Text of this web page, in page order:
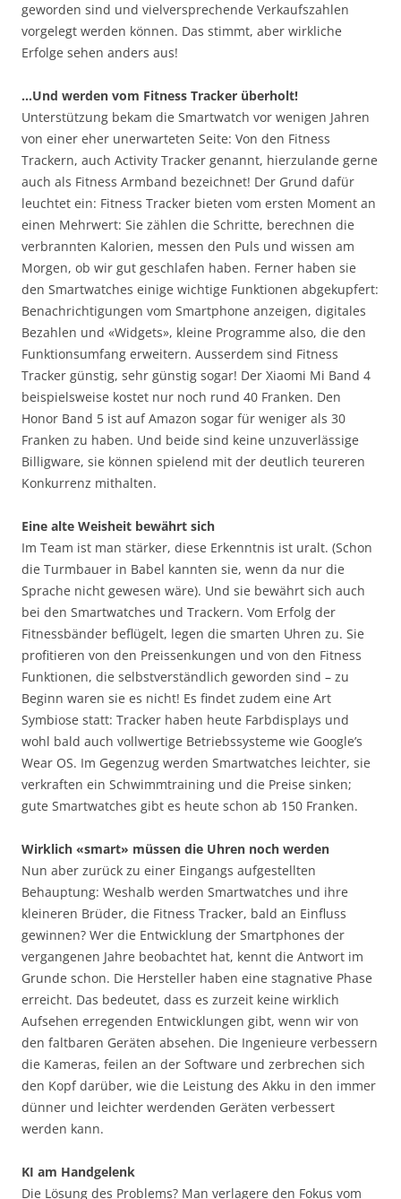
geworden sind und vielversprechende Verkaufszahlen
vorgelegt werden können. Das stimmt, aber wirkliche
Erfolge sehen anders aus!
…Und werden vom Fitness Tracker überholt!
Unterstützung bekam die Smartwatch vor wenigen Jahren
von einer eher unerwarteten Seite: Von den Fitness
Trackern, auch Activity Tracker genannt, hierzulande gerne
auch als Fitness Armband bezeichnet! Der Grund dafür
leuchtet ein: Fitness Tracker bieten vom ersten Moment an
einen Mehrwert: Sie zählen die Schritte, berechnen die
verbrannten Kalorien, messen den Puls und wissen am
Morgen, ob wir gut geschlafen haben. Ferner haben sie
den Smartwatches einige wichtige Funktionen abgekupfert:
Benachrichtigungen vom Smartphone anzeigen, digitales
Bezahlen und «Widgets», kleine Programme also, die den
Funktionsumfang erweitern. Ausserdem sind Fitness
Tracker günstig, sehr günstig sogar! Der Xiaomi Mi Band 4
beispielsweise kostet nur noch rund 40 Franken. Den
Honor Band 5 ist auf Amazon sogar für weniger als 30
Franken zu haben. Und beide sind keine unzuverlässige
Billigware, sie können spielend mit der deutlich teureren
Konkurrenz mithalten.
Eine alte Weisheit bewährt sich
Im Team ist man stärker, diese Erkenntnis ist uralt. (Schon
die Turmbauer in Babel kannten sie, wenn da nur die
Sprache nicht gewesen wäre). Und sie bewährt sich auch
bei den Smartwatches und Trackern. Vom Erfolg der
Fitnessbänder beflügelt, legen die smarten Uhren zu. Sie
profitieren von den Preissenkungen und von den Fitness
Funktionen, die selbstverständlich geworden sind – zu
Beginn waren sie es nicht! Es findet zudem eine Art
Symbiose statt: Tracker haben heute Farbdisplays und
wohl bald auch vollwertige Betriebssysteme wie Google’s
Wear OS. Im Gegenzug werden Smartwatches leichter, sie
verkraften ein Schwimmtraining und die Preise sinken;
gute Smartwatches gibt es heute schon ab 150 Franken.
Wirklich «smart» müssen die Uhren noch werden
Nun aber zurück zu einer Eingangs aufgestellten
Behauptung: Weshalb werden Smartwatches und ihre
kleineren Brüder, die Fitness Tracker, bald an Einfluss
gewinnen? Wer die Entwicklung der Smartphones der
vergangenen Jahre beobachtet hat, kennt die Antwort im
Grunde schon. Die Hersteller haben eine stagnative Phase
erreicht. Das bedeutet, dass es zurzeit keine wirklich
Aufsehen erregenden Entwicklungen gibt, wenn wir von
den faltbaren Geräten absehen. Die Ingenieure verbessern
die Kameras, feilen an der Software und zerbrechen sich
den Kopf darüber, wie die Leistung des Akku in den immer
dünner und leichter werdenden Geräten verbessert
werden kann.
KI am Handgelenk
Die Lösung des Problems? Man verlagere den Fokus vom